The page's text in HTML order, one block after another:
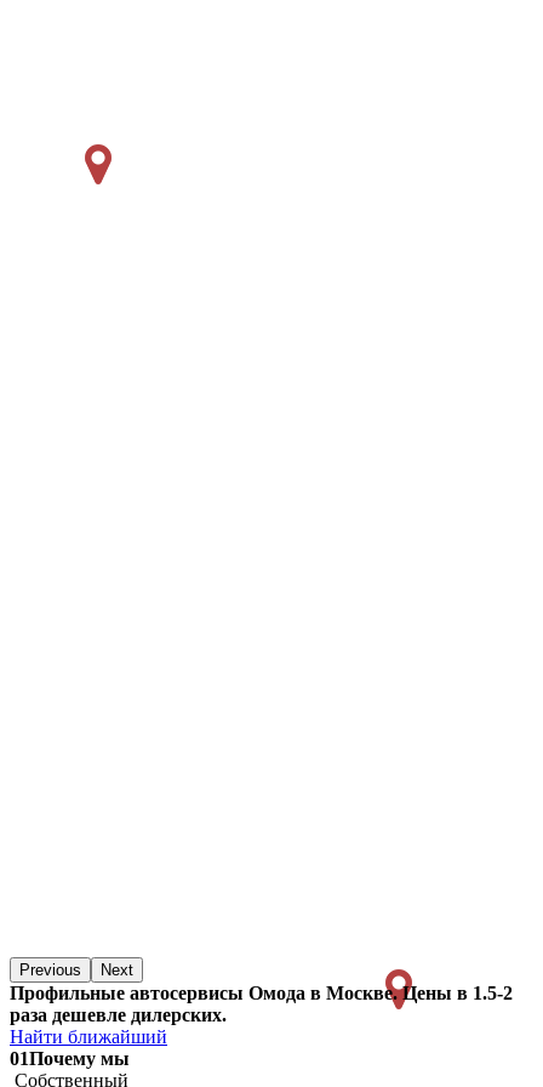
Previous Next
Профильные автосервисы Омода в Москве. Цены в 1.5-2
раза дешевле дилерских.
Найти ближайший
01Почему мы
Собственный